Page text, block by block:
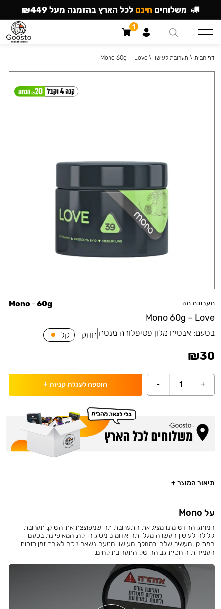
תערובת תה
Mono 60g – Love
Mono - 60g
בטעם: אבטיח מלון פסיפלורה מנטה חוזק קל
₪30
+
1
- הוספה לעגלת קניות +
דף הבית \ תערובת לעישון \
Mono 60g — Love
תיאור המוצר +
על Mono
המותג החדש מונו מציג את התערובת תה שמפוצצת את השוק. תערובת
קלילה לעישון העשויה מעלי תה אדומים מסוג רוזלה, המאופיינת בטעם
המתוק והעשיר שלה. במהלך העישון הטעם נשאר נוכח לאורך זמן בזכות
העמידות היחסית גבוהה של התערובת לחום.
משלוחים חינם לכל הארץ בהזמנה מעל ₪449
1